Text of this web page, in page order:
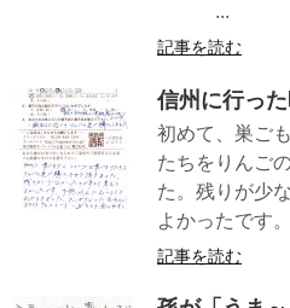
...
記事を読む
信州に行っ
初めて、巣ご
たちをりんご
た。残りが少
よかったです
記事を読む